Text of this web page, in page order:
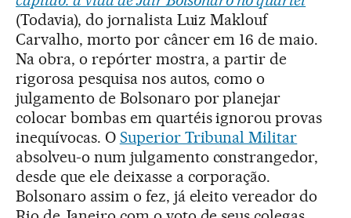
(Todavia), do jornalista Luiz Maklouf
Carvalho, morto por câncer em 16 de maio.
Na obra, o repórter mostra, a partir de
rigorosa pesquisa nos autos, como o
julgamento de Bolsonaro por planejar
colocar bombas em quartéis ignorou provas
inequívocas. O Superior Tribunal Militar
absolveu-o num julgamento constrangedor,
desde que ele deixasse a corporação.
Bolsonaro assim o fez, já eleito vereador do